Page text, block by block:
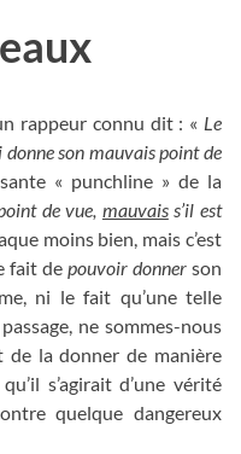
rappeur connu dit : « Le
son mauvais point de
« punchline » de la
de vue, mauvaiss’il est
moins bien, mais c’est
fait de pouvoir donner son
ni le fait qu’une telle
ne sommes-nous
de la donner de manière
s’agirait d’une vérité
quelque dangereux